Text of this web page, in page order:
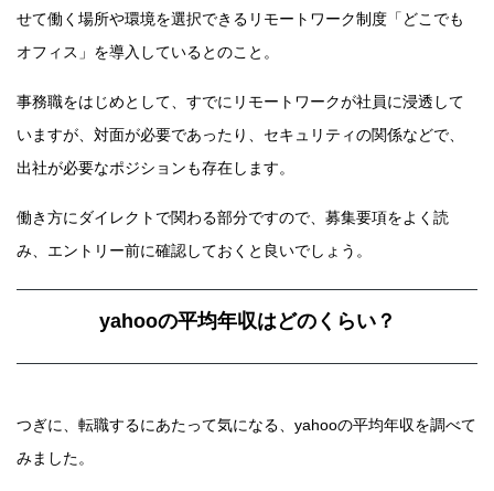
せて働く場所や環境を選択できるリモートワーク制度「どこでも
オフィス」を導入しているとのこと。
事務職をはじめとして、すでにリモートワークが社員に浸透して
いますが、対面が必要であったり、セキュリティの関係などで、
出社が必要なポジションも存在します。
働き方にダイレクトで関わる部分ですので、募集要項をよく読
み、エントリー前に確認しておくと良いでしょう。
yahooの平均年収はどのくらい？
つぎに、転職するにあたって気になる、yahooの平均年収を調べて
みました。